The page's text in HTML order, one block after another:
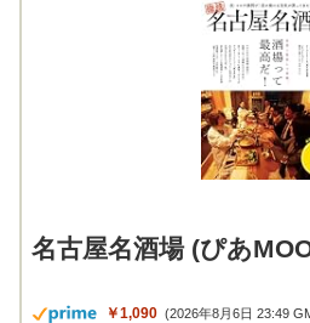
名古屋名酒場 (ぴあ
￥1,090 (2026年8月6日 23:49